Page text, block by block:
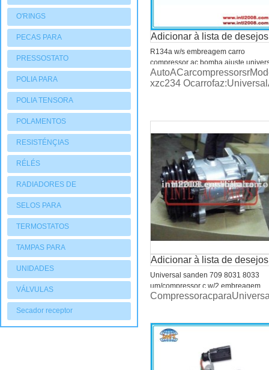
COMPRESSORES
O'RINGS
PECAS PARA
COMPRESSORES
PRESSOSTATO
POLIA PARA
COMPRESSORES
POLIA TENSORA
POLAMENTOS
RESISTÉNÇIAS
RÉLÉS
RADIADORES DE
AQUECIMENTO
SELOS PARA
COMPRESSORES
TERMOSTATOS
TAMPAS PARA
COMPRESSORES
UNIDADES
CONDENSADORAS
VÁLVULAS
Secador receptor
Adicionar à lista de desejos
R134a w/s embreagem carro
compressor ac bomba ajuste
10pa15c auto ar condicionado
um/compressor c
xzc234
Adicionar à lista de desejos
Universal sanden 709 8031 8033
um/compressor c w/2 embreagem
bomba